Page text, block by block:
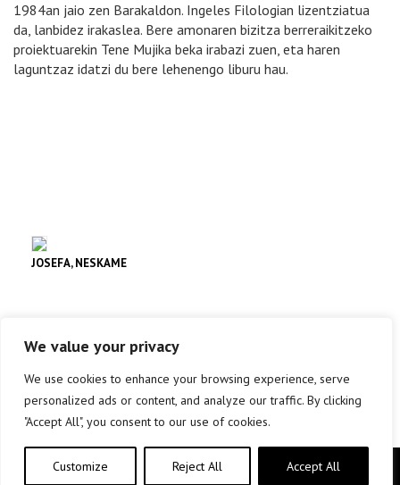
We value your privacy
We use cookies to enhance your browsing experience, serve
personalized ads or content, and analyze our traffic. By clicking
"Accept All", you consent to our use of cookies.
Customize Reject All Accept All
1984an jaio zen Barakaldon. Ingeles Filologian lizentziatua
da, lanbidez irakaslea. Bere amonaren bizitza berreraikitzeko
proiektuarekin Tene Mujika beka irabazi zuen, eta haren
laguntzaz idatzi du bere lehenengo liburu hau.
JOSEFA, NESKAME
Copyright © elkar Argitaletxeak 2019